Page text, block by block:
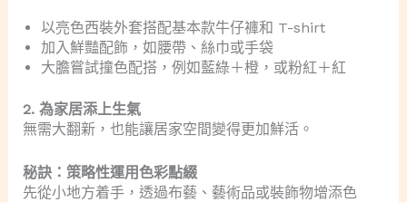
以亮色西裝外套搭配基本款牛仔褲和 T-shirt
加入鮮豔配飾，如腰帶、絲巾或手袋
大膽嘗試撞色配搭，例如藍綠＋橙，或粉紅＋紅
2. 為家居添上生氣
無需大翻新，也能讓居家空間變得更加鮮活。
秘訣：策略性運用色彩點綴
先從小地方着手，透過布藝、藝術品或裝飾物增添色